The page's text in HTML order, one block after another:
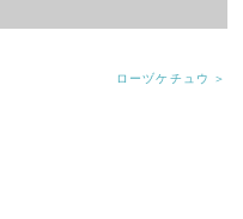
ローヅケチュウ ＞